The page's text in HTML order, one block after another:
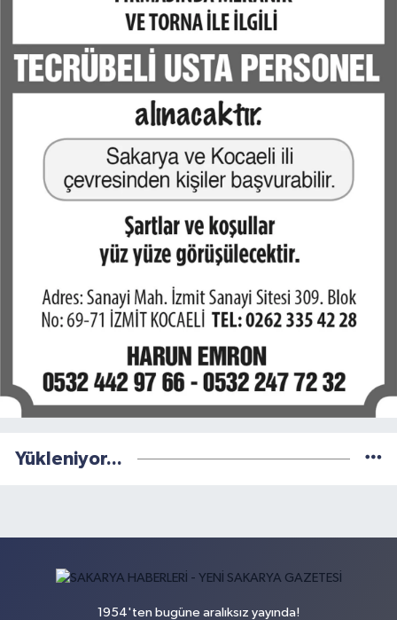
Yükleniyor...
1954'ten bugüne aralıksız yayında!